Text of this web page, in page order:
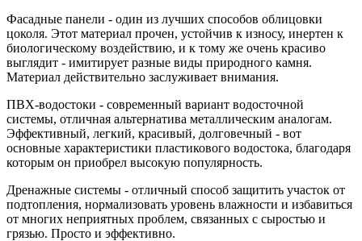
Фасадные панели - один из лучших способов облицовки
цоколя. Этот материал прочен, устойчив к износу, инертен к
биологическому воздействию, и к тому же очень красиво
выглядит - имитирует разные виды природного камня.
Материал действительно заслуживает внимания.
ПВХ-водостоки - современный вариант водосточной
системы, отличная альтернатива металлическим аналогам.
Эффективный, легкий, красивый, долговечный - вот
основные характеристики пластикового водостока, благодаря
которым он приобрел высокую популярность.
Дренажные системы - отличный способ защитить участок от
подтопления, нормализовать уровень влажности и избавиться
от многих неприятных проблем, связанных с сыростью и
грязью. Просто и эффективно.